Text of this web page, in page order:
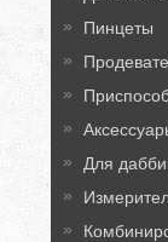
Пинцеты
Для